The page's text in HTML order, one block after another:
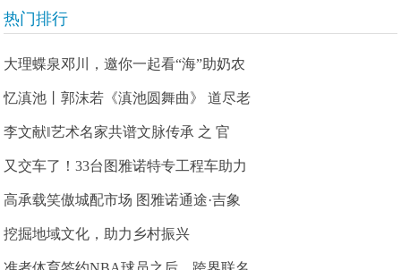
热门排行
大理蝶泉邓川，邀你一起看“海”助奶农
忆滇池丨郭沫若《滇池圆舞曲》 道尽老
李文献‖艺术名家共谱文脉传承 之 官
又交车了！33台图雅诺特专工程车助力
高承载笑傲城配市场 图雅诺通途·吉象
挖掘地域文化，助力乡村振兴